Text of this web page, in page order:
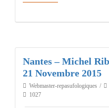
Nantes – Michel
21 Novembre 2015
Webmaster-repasufologiques
1027